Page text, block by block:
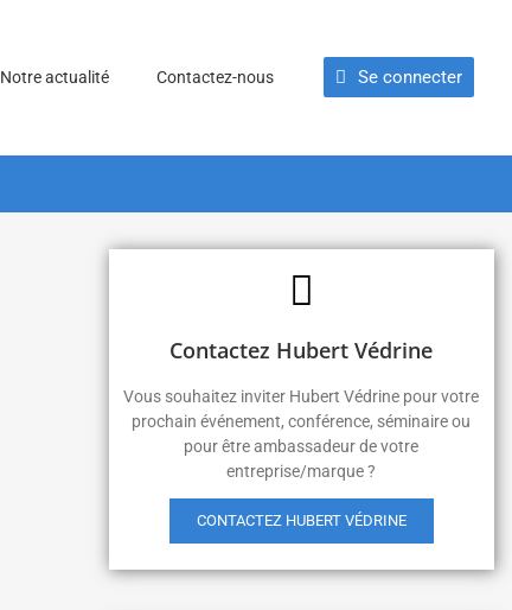
Notre actualité Contactez-nous Se connecter
Contactez Hubert Védrine
Vous souhaitez inviter Hubert Védrine pour votre
prochain événement, conférence, séminaire ou
pour être ambassadeur de votre
entreprise/marque ?
CONTACTEZ HUBERT VÉDRINE